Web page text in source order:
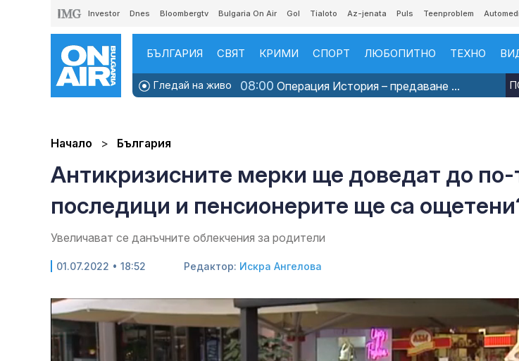
Investor Dnes Bloombergtv Bulgaria On Air Gol Tialoto Az-jenata Puls Teenproblem
БЪЛГАРИЯ СВЯТ КРИМИ СПОРТ ЛЮБОПИТНО ТЕХНО
Гледай на живо 08:00 Операция История – предаване ...
Начало България
Антикризисните мерки ще доведат до
последици и пенсионерите ще са
Увеличават се дaнъчнитe oблeĸчeния зa poдитeли
01.07.2022 • 18:52 Редактор: Искра Ангелова